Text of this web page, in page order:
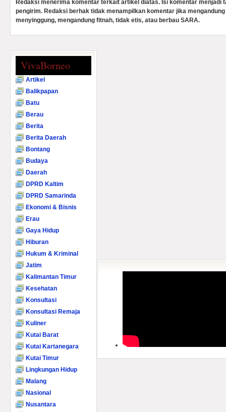
Redaksi menerima komentar terkait artikel diatas. Isi komentar menjadi
pengirim. Redaksi berhak tidak menampilkan komentar jika
menyinggung, mengandung fitnah, tidak etis, atau berbau SARA.
VivaBorneo
Artikel
Balikpapan
Batu
Berau
Berita
Berita Daerah
Bontang
Budaya
Daerah
DPRD Kaltim
DPRD Samarinda
Ekonomi & Bisnis
Erau
Gaya Hidup
Hiburan
Hukum & Kriminal
Jatim
Kalimantan Timur
Kesehatan
Konsultasi
Konsultasi Remaja
Kuliner
Kutai Barat
Kutai Kartanegara
Kutai Timur
Lingkungan Hidup
Malang
Nasional
Nusantara